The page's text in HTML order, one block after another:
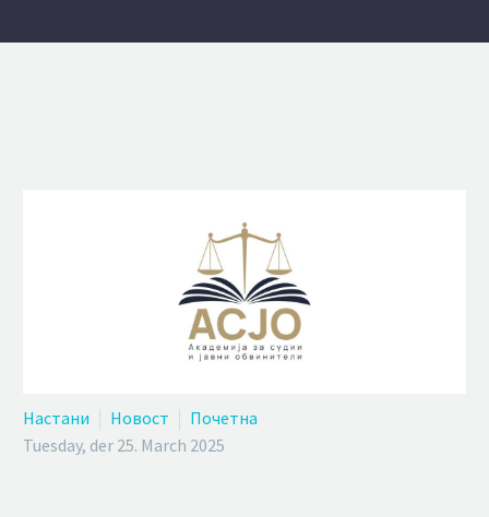
Настани Новост
Почетна
Tuesday, der 25. March 2025